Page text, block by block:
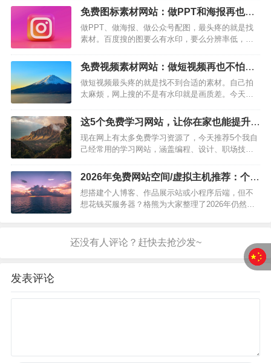
也不求人！1. iLovePDF — 最全面的PDF工具箱网
址: https://www.ilovepdf.com/zh-cniLovePDF是公
认…
免费图标素材网站：做PPT和海报再也不
愁没图了
做PPT、做海报、做公众号配图，最头疼的就是找
素材。百度搜的图要么有水印，要么分辨率低，还
用，质量高还不用担心版权问题。Iconfont（阿里巴
巴矢量图标库）网址：iconfont.cn国内最大的图标
库，2000多万个图标，全部免费可商用。做PPT、
做网页、…
免费视频素材网站：做短视频再也不怕没
素材
做短视频最头疼的就是找不到合适的素材。自己拍
太麻烦，网上搜的不是有水印就是画质差。今天分
不错。1、Pexels网址：pexels.com全球最知名的免
费素材网站之一。视频质量很高，分类清晰，重点
是完全免费可商用。英文界面但支持中文搜索。2、
Pixabay网…
这5个免费学习网站，让你在家也能提升自
己
现在网上有太多免费学习资源了，今天推荐5个我自
己经常用的学习网站，涵盖编程、设计、职场技能
课程种类特别全，从办公软件到编程语言，从摄影
到烹饪，什么都能学到。很多课程免费，部分付费
课程也有优惠。2、B站（哔哩哔哩）网址：
bilibili.com…
2026年免费网站空间/虚拟主机推荐：个人
建站零成本入门指南
想搭建个人博客、作品展示站或小程序后端，但不
想花钱买服务器？格熊为大家整理了2026年仍然可
站零成本入门。…
发表评论